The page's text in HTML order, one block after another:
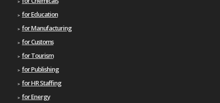
for Education
for Manufacturing
for Customs
for Tourism
for Publishing
for HR Staffing
for Energy